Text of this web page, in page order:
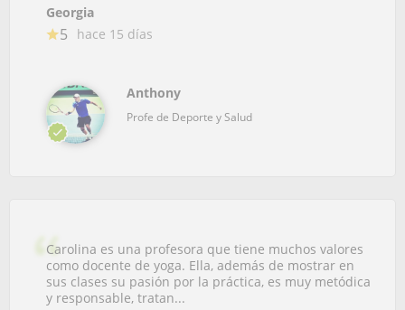
Georgia
5 hace 15 días
Anthony
Profe de Deporte y Salud
Carolina es una profesora que tiene muchos valores
como docente de yoga. Ella, además de mostrar en
sus clases su pasión por la práctica, es muy metódica
y responsable, tratan...